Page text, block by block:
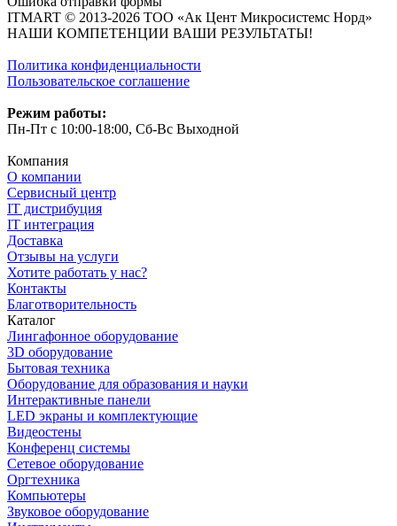
ITMART © 2013-2026 ТОО «Ак Цент Микросистемс Норд»
НАШИ КОМПЕТЕНЦИИ ВАШИ РЕЗУЛЬТАТЫ!
Политика конфиденциальности
Пользовательское соглашение
Режим работы:
Пн-Пт с 10:00-18:00, Сб-Вс Выходной
Компания
О компании
Сервисный центр
IT дистрибуция
IT интеграция
Доставка
Отзывы на услуги
Хотите работать у нас?
Контакты
Благотворительность
Каталог
Лингафонное оборудование
3D оборудование
Бытовая техника
Оборудование для образования и науки
Интерактивные панели
LED экраны и комплектующие
Видеостены
Конференц системы
Сетевое оборудование
Оргтехника
Компьютеры
Звуковое оборудование